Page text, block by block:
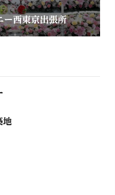
ー西東京出張所
地